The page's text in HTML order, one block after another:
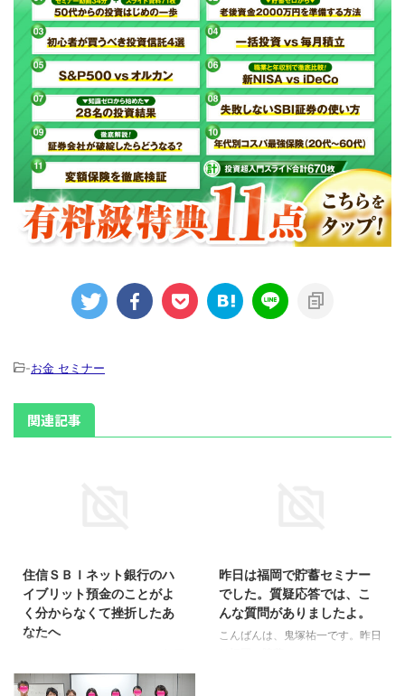
-お金 セミナー
関連記事
住信ＳＢＩネット銀行のハ
イブリット預金のことがよ
く分からなくて挫折したあ
なたへ
セミナーの懇親会で聞かれた質問
です。 思い出せないけど、なぜ
昨日は福岡で貯蓄セミナー
でした。質疑応答では、こ
んな質問がありましたよ。
こんばんは、鬼塚祐一です。昨日